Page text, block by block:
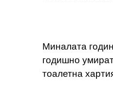
Миналата
годишно
тоалетна